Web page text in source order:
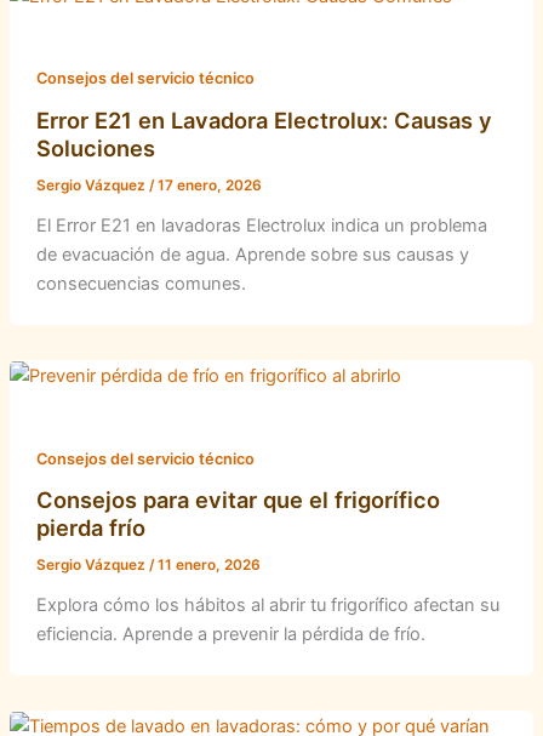
Consejos del servicio técnico
Error E21 en Lavadora Electrolux: Causas y
Soluciones
Sergio Vázquez /17 enero, 2026
El Error E21 en lavadoras Electrolux indica un problema
de evacuación de agua. Aprende sobre sus causas y
consecuencias comunes.
Consejos del servicio técnico
Consejos para evitar que el frigorífico
pierda frío
Sergio Vázquez /11 enero, 2026
Explora cómo los hábitos al abrir tu frigorífico afectan su
eficiencia. Aprende a prevenir la pérdida de frío.